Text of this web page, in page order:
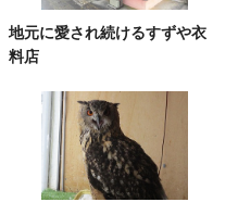
地元に愛され続けるすずや衣
料店